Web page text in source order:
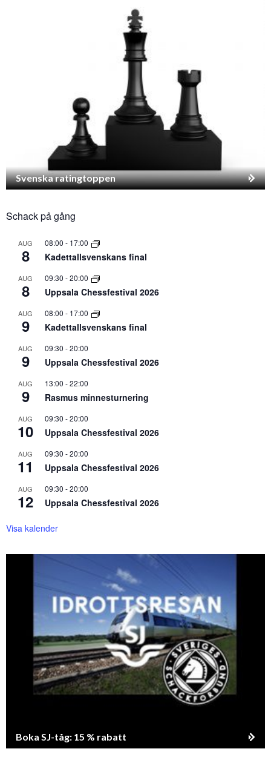
Svenska ratingtoppen
Schack på gång
AUG
8
08:00 - 17:00
Kadettallsvenskans final
AUG
8
09:30 -20:00
Uppsala Chessfestival 2026
AUG
9
08:00 - 17:00
Kadettallsvenskans final
AUG
9
09:30 -20:00
Uppsala Chessfestival 2026
AUG
9
13:00 -22:00
Rasmus minnesturnering
AUG
10
09:30 -20:00
Uppsala Chessfestival 2026
AUG
11
09:30 -20:00
Uppsala Chessfestival 2026
AUG
12
09:30 -20:00
Uppsala Chessfestival 2026
Visa kalender
Boka SJ-tåg: 15 % rabatt